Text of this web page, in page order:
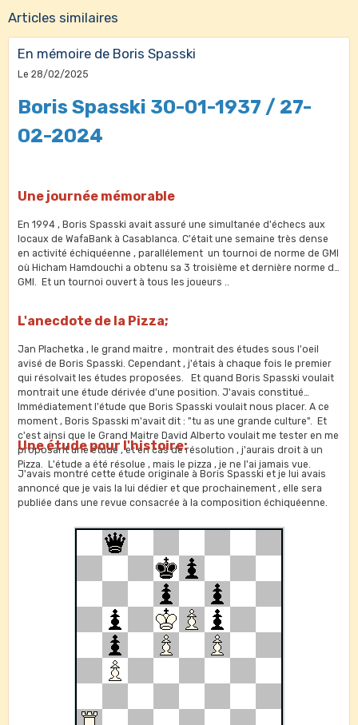
Articles similaires
En mémoire de Boris Spasski
Le 28/02/2025
Boris Spasski 30-01-1937 / 27-
02-2024
Une journée mémorable
En 1994 , Boris Spasski avait assuré une simultanée d'échecs aux
locaux de WafaBank à Casablanca. C'était une semaine très dense
en activité échiquéenne , parallélement un tournoi de norme de GMI
où Hicham Hamdouchi a obtenu sa 3 troisième et dernière norme de
GMI. Et un tournoi ouvert à tous les joueurs ..
L'anecdote de la Pizza;
Jan Plachetka , le grand maitre , montrait des études sous l'oeil
avisé de Boris Spasski. Cependant , j'étais à chaque fois le premier
qui résolvait les études proposées. Et quand Boris Spasski voulait
montrait une étude dérivée d'une position. J'avais constitué
Immédiatement l'étude que Boris Spasski voulait nous placer. A ce
moment , Boris Spasski m'avait dit : "tu as une grande culture". Et
c'est ainsi que le Grand Maitre David Alberto voulait me tester en me
proposant une étude , et en cas de résolution , j'aurais droit à un
Pizza. L'étude a été résolue , mais le pizza , je ne l'ai jamais vue.
Une étude pour l'histoire:
J'avais montré cette étude originale à Boris Spasski et je lui avais
annoncé que je vais la lui dédier et que prochainement , elle sera
publiée dans une revue consacrée à la composition échiquéenne.